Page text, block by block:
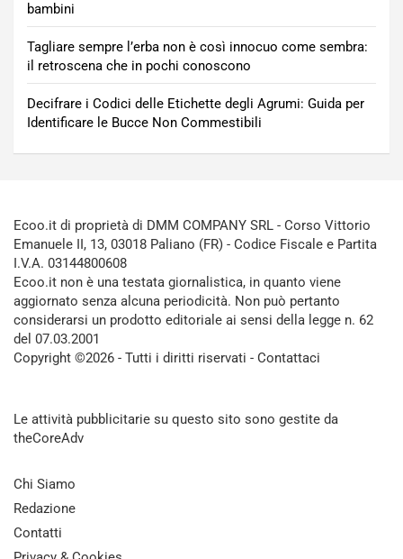
bambini
Tagliare sempre l’erba non è così innocuo come sembra:
il retroscena che in pochi conoscono
Decifrare i Codici delle Etichette degli Agrumi: Guida per
Identificare le Bucce Non Commestibili
Ecoo.it di proprietà di DMM COMPANY SRL - Corso Vittorio
Emanuele II, 13, 03018 Paliano (FR) - Codice Fiscale e Partita
I.V.A. 03144800608
Ecoo.it non è una testata giornalistica, in quanto viene
aggiornato senza alcuna periodicità. Non può pertanto
considerarsi un prodotto editoriale ai sensi della legge n. 62
del 07.03.2001
Copyright ©2026 - Tutti i diritti riservati - Contattaci
Le attività pubblicitarie su questo sito sono gestite da
theCoreAdv
Chi Siamo
Redazione
Contatti